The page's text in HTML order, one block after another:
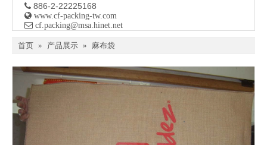
 886-2-22225168
 www.cf-packing-tw.com
 ​ cf.packing@msa.hinet.net
首页 » 产品展示 » 麻布袋